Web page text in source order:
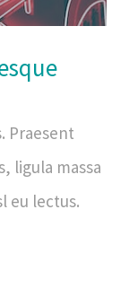
Praesent
ligula massa
eu lectus.